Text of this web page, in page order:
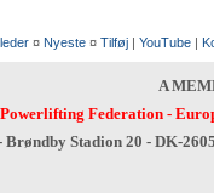
¤ Nyeste ¤ Tilføj | YouTube |
A
Federation-
Stadion 20 - DK-